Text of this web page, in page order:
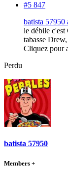
#5 847
batista 57950
le débile c'est
tabasse
Cliquez pour
Perdu
batista 57950
Members +